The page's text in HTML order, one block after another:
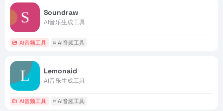
Soundraw
AI音乐生成工具
AI音频工具 # AI音频工具
Lemonaid
AI音乐生成工具
AI音频工具 # AI音频工具